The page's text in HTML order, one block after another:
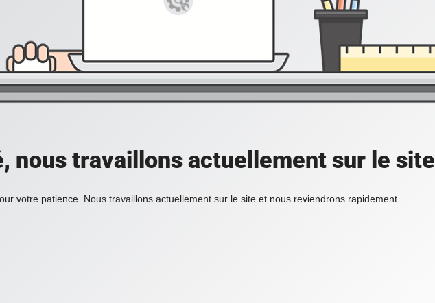
nous travaillons actuellement sur le site
votre patience. Nous travaillons actuellement sur le site et nous reviendrons rapidement.